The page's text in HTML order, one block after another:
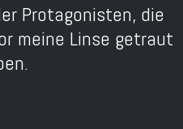
Protagonisten, die
meine Linse getraut